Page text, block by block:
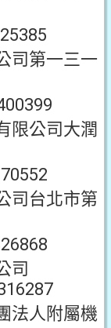
司第一三一
限公司大潤
司台北市第
司
法人附屬機